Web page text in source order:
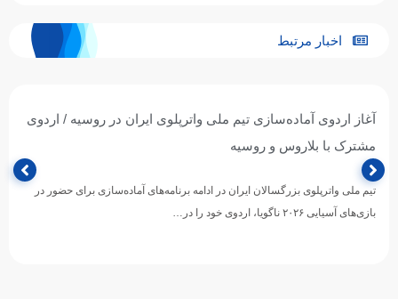
اخبار مرتبط
آغاز اردوی آماده‌سازی تیم ملی واترپلوی ایران در روسیه / اردوی
مشترک با بلاروس و روسیه
تیم ملی واترپلوی بزرگسالان ایران در ادامه برنامه‌های آماده‌سازی برای حضور در
بازی‌های آسیایی ۲۰۲۶ ناگویا، اردوی خود را در…